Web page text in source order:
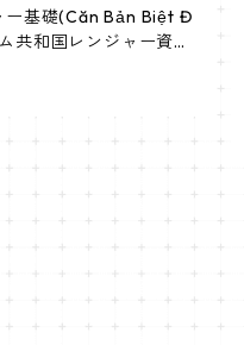
ー基礎(Căn Bản Biệt Đ
共和国レンジャー資格
Medals of America